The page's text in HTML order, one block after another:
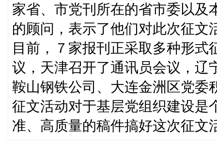
家省、市党刊所在的省市委以及
的顾问，表示了他们对此次征文
目前，７家报刊正采取多种形
议，天津召开了通讯员会议，辽
鞍山钢铁公司、大连金洲区党委
征文活动对于基层党组织建设是
准、高质量的稿件搞好这次征文